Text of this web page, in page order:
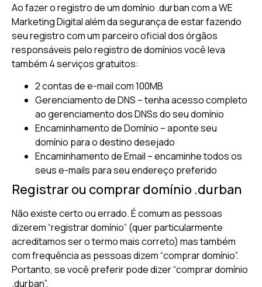
Ao fazer o registro de um domínio .durban com a WE
Marketing Digital além da segurança de estar fazendo
seu registro com um parceiro oficial dos órgãos
responsáveis pelo registro de domínios você leva
também 4 serviços gratuitos:
2 contas de e-mail com 100MB
Gerenciamento de DNS – tenha acesso completo
ao gerenciamento dos DNSs do seu domínio
Encaminhamento de Domínio – aponte seu
domínio para o destino desejado
Encaminhamento de Email – encaminhe todos os
seus e-mails para seu endereço preferido
Registrar ou comprar domínio .durban
Não existe certo ou errado. É comum as pessoas
dizerem “registrar domínio” (quer particularmente
acreditamos ser o termo mais correto) mas também
com frequência as pessoas dizem “comprar domínio”.
Portanto, se você preferir pode dizer “comprar domínio
.durban”.